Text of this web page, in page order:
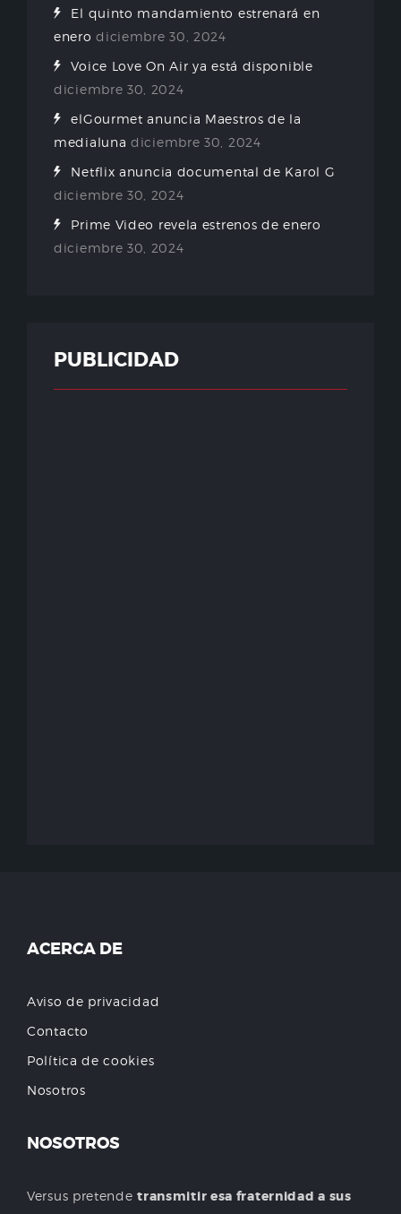
El quinto mandamiento estrenará en
enero diciembre 30, 2024
Voice Love On Air ya está disponible
diciembre 30, 2024
elGourmet anuncia Maestros de la
medialuna diciembre 30, 2024
Netflix anuncia documental de Karol G
diciembre 30, 2024
Prime Video revela estrenos de enero
diciembre 30, 2024
PUBLICIDAD
ACERCA DE
Aviso de privacidad
Contacto
Política de cookies
Nosotros
NOSOTROS
Versus pretendetransmitir esa fraternidad a sus